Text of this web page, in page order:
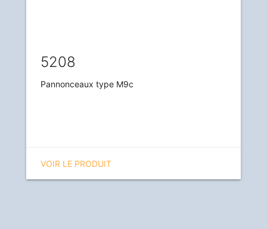
5208
Pannonceaux type M9c
VOIR LE PRODUIT